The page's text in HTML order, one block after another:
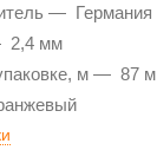
Германия
2,4 мм
м
87 м